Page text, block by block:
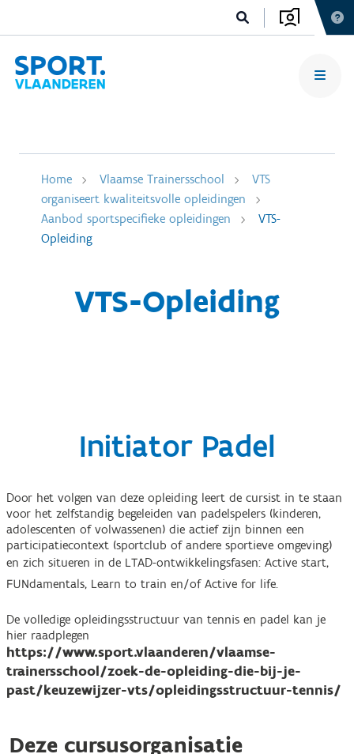
Home Vlaamse Trainersschool
VTS
organiseert kwaliteitsvolle opleidingen
Aanbod sportspecifieke opleidingen
VTS-
Opleiding
VTS-Opleiding